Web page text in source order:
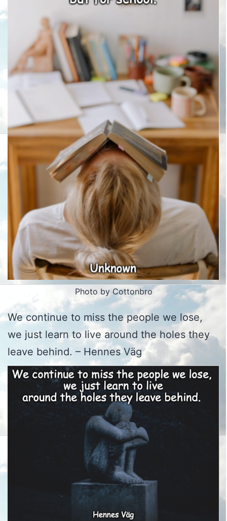
Photo by Cottonbro
We continue to miss the people we lose,
we just learn to live around the holes they
leave behind. – Hennes Väg